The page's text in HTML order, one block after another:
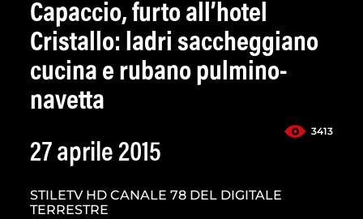
Capaccio, furto all’hotel
Cristallo: ladri saccheggiano
cucina e rubano pulmino-
navetta
3413
27 aprile 2015
STILETV HD CANALE 78 DEL DIGITALE
TERRESTRE